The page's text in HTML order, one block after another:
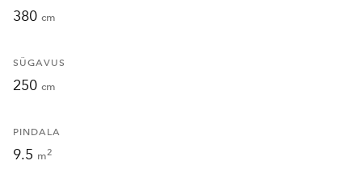
380 cm
SÜGAVUS
250 cm
PINDALA
9.5 m2